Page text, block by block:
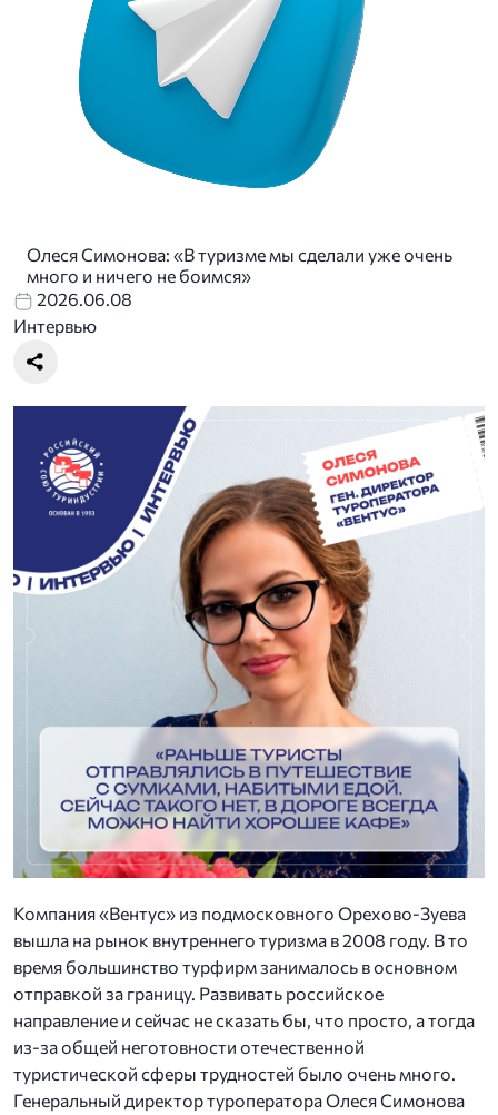
Олеся Симонова: «В туризме мы сделали уже очень
много и ничего не боимся»
2026.06.08
Интервью
Компания «Вентус» из подмосковного Орехово-Зуева
вышла на рынок внутреннего туризма в 2008 году. В то
время большинство турфирм занималось в основном
отправкой за границу. Развивать российское
направление и сейчас не сказать бы, что просто, а тогда
из-за общей неготовности отечественной
туристической сферы трудностей было очень много.
Генеральный директор туроператора Олеся Симонова